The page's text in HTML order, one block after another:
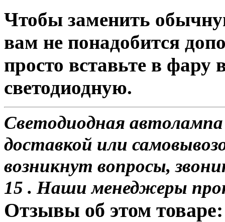
Чтобы заменить
вам не понадобится
просто вставьте в
светодиодную.
Светодиодная
доставкой или
возникнут вопросы,
15 . Наши менеджеры
Отзывы об этом товаре: